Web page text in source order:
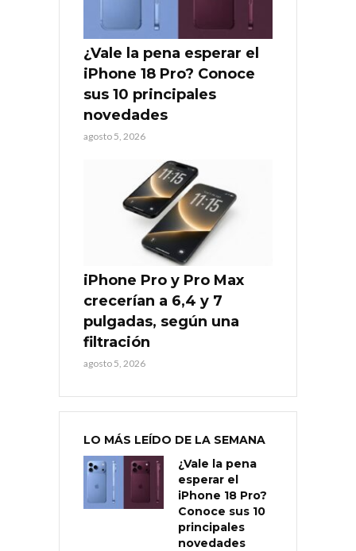
¿Vale la pena esperar el
iPhone 18 Pro? Conoce
sus 10 principales
novedades
agosto 5, 2026
iPhone Pro y Pro Max
crecerían a 6,4 y 7
pulgadas, según una
filtración
agosto 5, 2026
LO MÁS LEÍDO DE LA SEMANA
¿Vale la pena
esperar el
iPhone 18 Pro?
Conoce sus 10
principales
novedades